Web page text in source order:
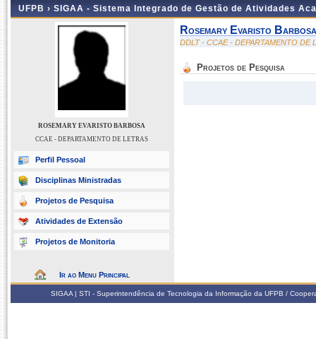
UFPB › SIGAA - Sistema Integrado de Gestão de Atividades
ROSEMARY EVARISTO BARBOSA
CCAE - DEPARTAMENTO DE LETRAS
Perfil Pessoal
Disciplinas Ministradas
Projetos de Pesquisa
Atividades de Extensão
Projetos de Monitoria
Ir ao Menu Principal
Rosemary Evaristo Barbosa
DDLT - CCAE - DEPARTAMENTO DE
Projetos de Pesquisa
SIGAA | STI - Superintendência de Tecnologia da Informação da UFPB /